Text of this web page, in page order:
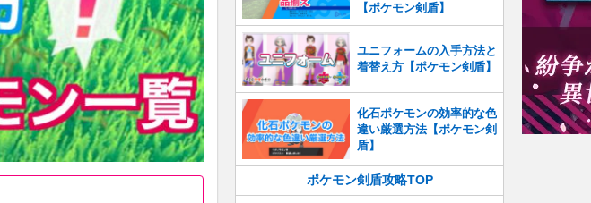
【ポケモン剣盾】
ユニフォームの入手方法と
着替え方【ポケモン剣盾】
化石ポケモンの効率的な色
違い厳選方法【ポケモン剣
盾】
ポケモン剣盾攻略TOP